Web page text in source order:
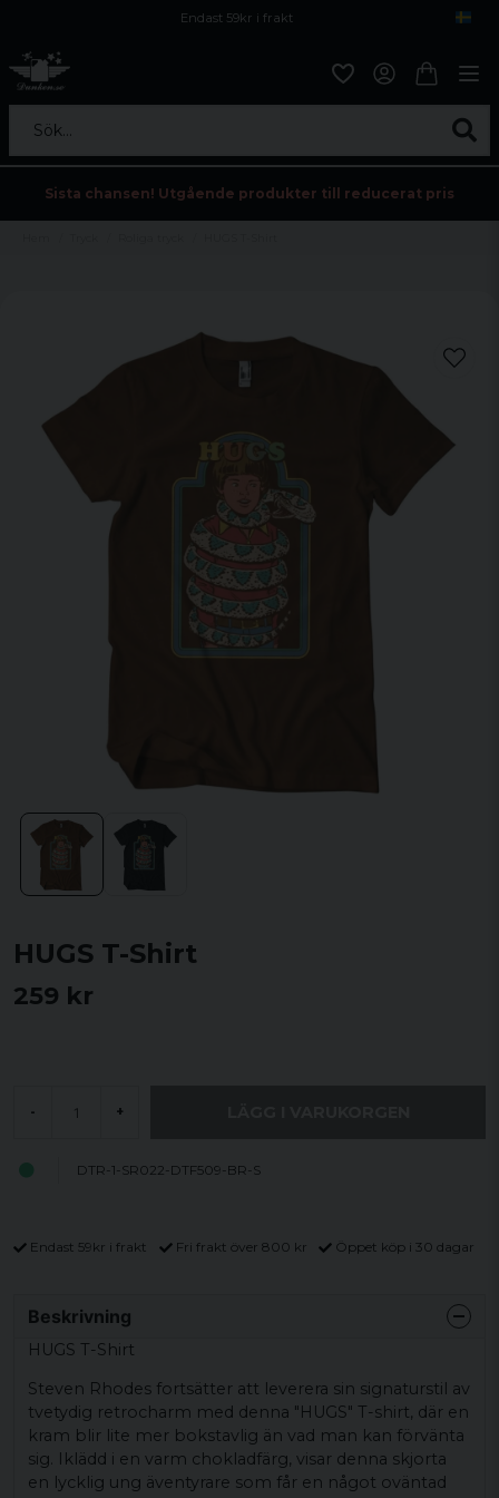
Endast 59kr i frakt
Sök...
Sista chansen! Utgående produkter till reducerat pris
HUGS T-Shirt
259 kr
- +
DTR-1-SR022-DTF509-BR-S
Endast 59kr i frakt Fri frakt över 800 kr Öppet köp i 30 dagar
Beskrivning
HUGS T-Shirt
Steven Rhodes fortsätter att leverera sin signaturstil av
tvetydig retrocharm med denna "HUGS" T-shirt, där en
kram blir lite mer bokstavlig än vad man kan förvänta
sig. Iklädd i en varm chokladfärg, visar denna skjorta
en lycklig ung äventyrare som får en något oväntad